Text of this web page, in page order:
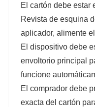
El cartón debe estar
Revista de esquina
aplicador, alimente
El dispositivo debe
envoltorio principal
funcione
El comprador debe
exacta del cartón